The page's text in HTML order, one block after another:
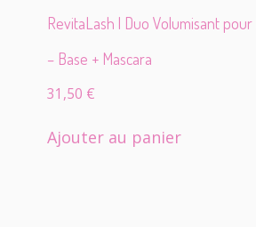
RevitaLash | Duo Volumisant pour
– Base + Mascara
31,50 €
Ajouter au panier